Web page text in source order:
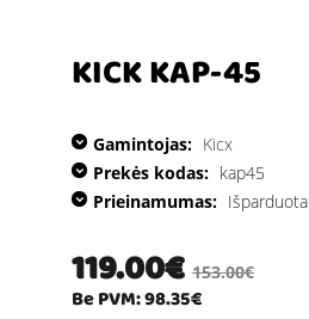
KICK KAP-45
Gamintojas: Kicx
Prekės kodas: kap45
Prieinamumas: Išparduota
119.00€ 153.00€
Be PVM: 98.35€